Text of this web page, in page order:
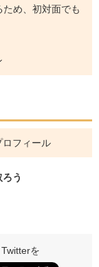
め、初対面でも
フィール
う